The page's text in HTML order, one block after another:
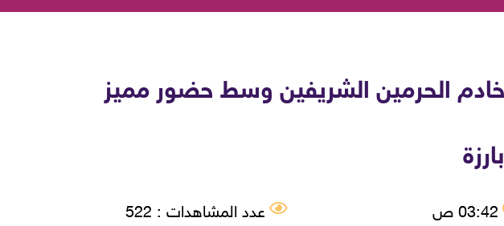
والعمرة 2025 تحت رعاية خادم الحرمين الشريفين وسط حضور مميز
03:42 ص عدد المشاهدات : 522